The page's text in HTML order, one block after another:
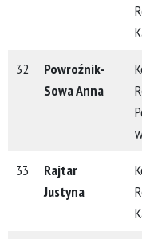
32
Powroźnik-
Sowa Anna
33
Rajtar
Justyna